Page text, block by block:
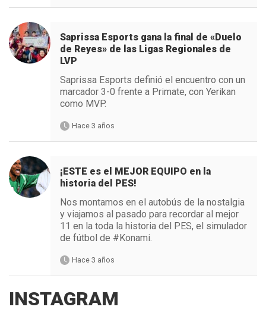
Saprissa Esports gana la final de «Duelo
de Reyes» de las Ligas Regionales de
LVP
Saprissa Esports definió el encuentro con un
marcador 3-0 frente a Primate, con Yerikan
como MVP.
Hace 3 años
¡ESTE es el MEJOR EQUIPO en la
historia del PES!
Nos montamos en el autobús de la nostalgia
y viajamos al pasado para recordar al mejor
11 en la toda la historia del PES, el simulador
de fútbol de #Konami.
Hace 3 años
INSTAGRAM